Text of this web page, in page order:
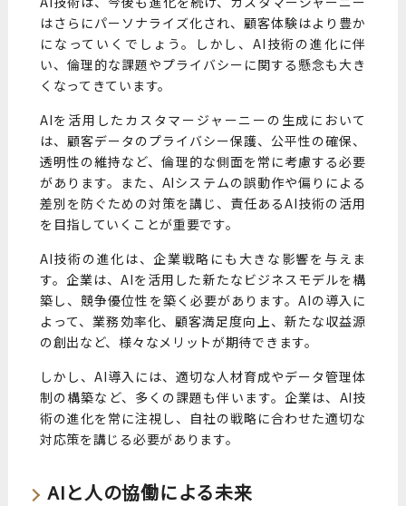
はさらにパーソナライズ化され、顧客体験はより豊か
になっていくでしょう。しかし、AI技術の進化に伴
い、倫理的な課題やプライバシーに関する懸念も大き
くなってきています。
AIを活用したカスタマージャーニーの生成において
は、顧客データのプライバシー保護、公平性の確保、
透明性の維持など、倫理的な側面を常に考慮する必要
があります。また、AIシステムの誤動作や偏りによる
差別を防ぐための対策を講じ、責任あるAI技術の活用
を目指していくことが重要です。
AI技術の進化は、企業戦略にも大きな影響を与えま
す。企業は、AIを活用した新たなビジネスモデルを構
築し、競争優位性を築く必要があります。AIの導入に
よって、業務効率化、顧客満足度向上、新たな収益源
の創出など、様々なメリットが期待できます。
しかし、AI導入には、適切な人材育成やデータ管理体
制の構築など、多くの課題も伴います。企業は、AI技
術の進化を常に注視し、自社の戦略に合わせた適切な
対応策を講じる必要があります。
AIと人の協働による未来